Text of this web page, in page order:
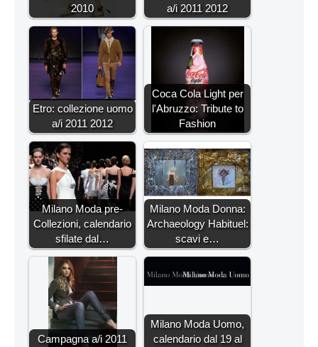
2010
a/i 2011 2012
Etro: collezione uomo
a/i 2011 2012
Coca Cola Light per
l'Abruzzo: Tribute to
Fashion
Milano Moda pre-
Collezioni, calendario
sfilate dal…
Milano Moda Donna:
Archaeology Habituel:
scavi e…
Campagna a/i 2011
Milano Moda Uomo,
calendario dal 19 al